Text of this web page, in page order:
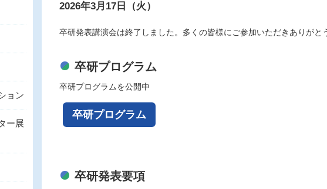
2026年3月17日（火）
卒研発表講演会は終了しました。多くの皆様にご参加いただきありがと
卒研プログラム
卒研プログラムを公開中
卒研プログラム
卒研発表要項
ョン
ー展